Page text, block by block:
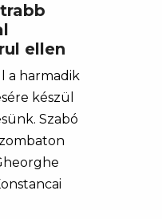
ellen
a harmadik
készül
Szabó